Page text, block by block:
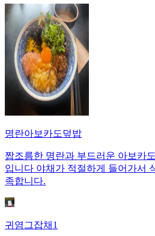
명란아보카도덮밥
짭조름한 명란과 부드러운 아보카
입니다 야채가 적절하게 들어가서
족합니다.
귀염그잡채1